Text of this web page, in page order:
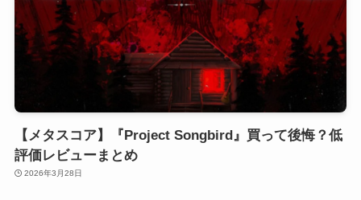
【メタスコア】『Project Songbird』買って後悔？低
評価レビューまとめ
2026年3月28日